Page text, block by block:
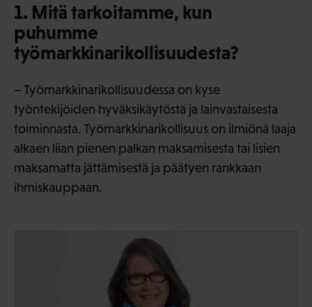
1. Mitä tarkoitamme, kun
puhumme
työmarkkinarikollisuudesta?
– Työmarkkinarikollisuudessa on kyse
työntekijöiden hyväksikäytöstä ja lainvastaisesta
toiminnasta. Työmarkkinarikollisuus on ilmiönä laaja
alkaen liian pienen palkan maksamisesta tai lisien
maksamatta jättämisestä ja päätyen rankkaan
ihmiskauppaan.